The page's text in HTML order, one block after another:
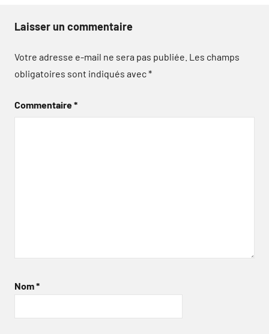
Laisser un commentaire
Votre adresse e-mail ne sera pas publiée. Les champs
obligatoires sont indiqués avec*
Commentaire*
Nom*